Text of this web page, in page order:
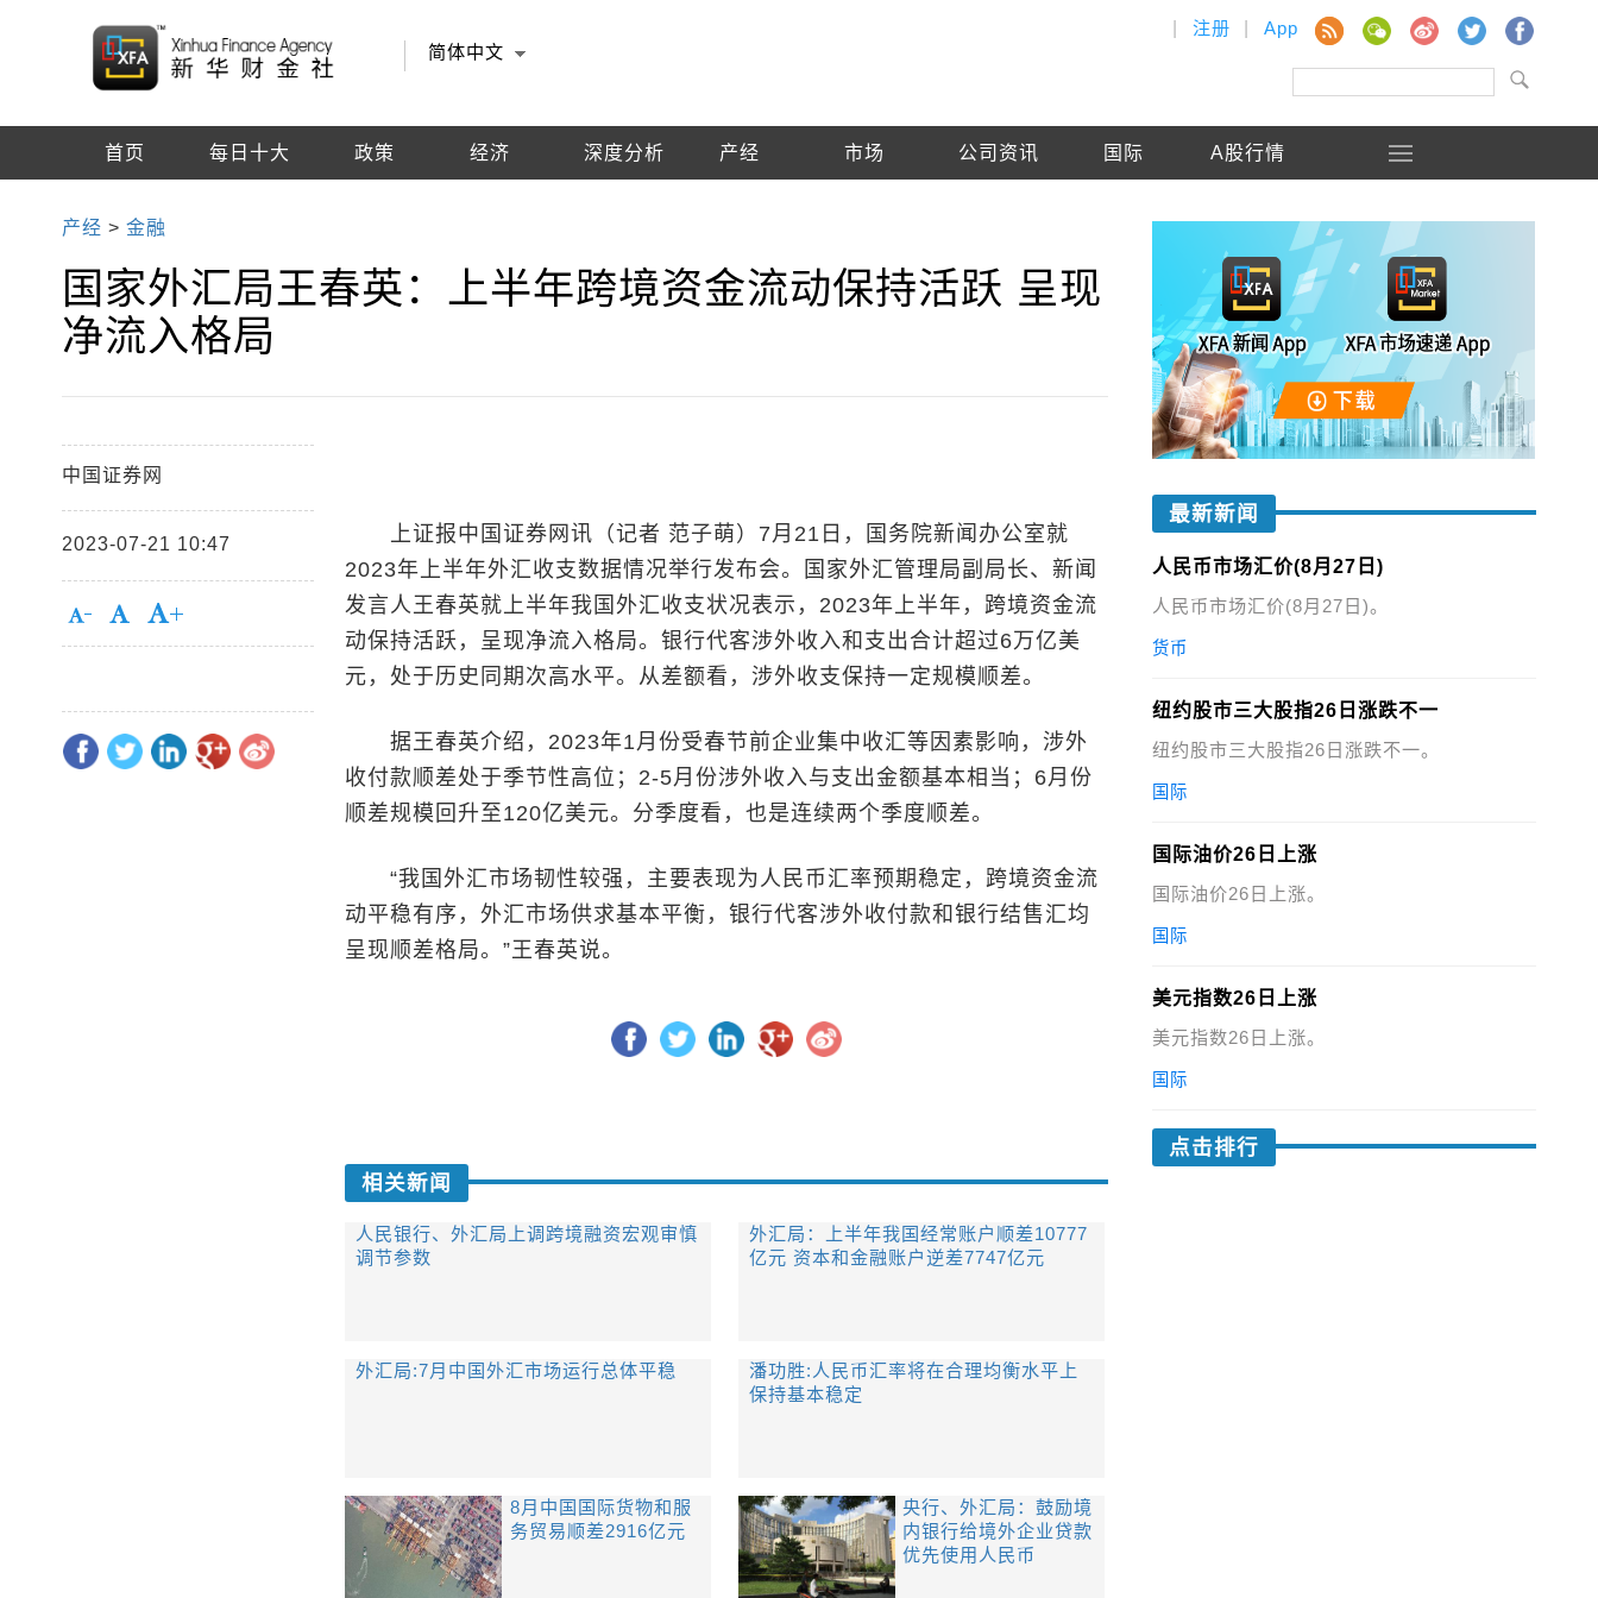
简体中文
注册 App
首页 每日十大 政策 经济 深度分析 产经 市场 公司资讯 国际 A股行情
产经 >金融
国家外汇局王春英：上半年跨境资金流动保持活跃 呈现
净流入格局
中国证券网
2023-07-21 10:47
上证报中国证券网讯（记者 范子萌）7月21日，国务院新闻办公室就
2023年上半年外汇收支数据情况举行发布会。国家外汇管理局副局长、新闻
发言人王春英就上半年我国外汇收支状况表示，2023年上半年，跨境资金流
动保持活跃，呈现净流入格局。银行代客涉外收入和支出合计超过6万亿美
元，处于历史同期次高水平。从差额看，涉外收支保持一定规模顺差。
据王春英介绍，2023年1月份受春节前企业集中收汇等因素影响，涉外
收付款顺差处于季节性高位；2-5月份涉外收入与支出金额基本相当；6月份
顺差规模回升至120亿美元。分季度看，也是连续两个季度顺差。
“我国外汇市场韧性较强，主要表现为人民币汇率预期稳定，跨境资金流
动平稳有序，外汇市场供求基本平衡，银行代客涉外收付款和银行结售汇均
呈现顺差格局。”王春英说。
相关新闻
人民银行、外汇局上调跨境融资宏观审慎
调节参数
外汇局：上半年我国经常账户顺差10777
亿元 资本和金融账户逆差7747亿元
外汇局:7月中国外汇市场运行总体平稳
潘功胜:人民币汇率将在合理均衡水平上
保持基本稳定
8月中国国际货物和服
务贸易顺差2916亿元
央行、外汇局：鼓励境
内银行给境外企业贷款
优先使用人民币
最新新闻
人民币市场汇价(8月27日)
人民币市场汇价(8月27日)。
货币
纽约股市三大股指26日涨跌不一
纽约股市三大股指26日涨跌不一。
国际
国际油价26日上涨
国际油价26日上涨。
国际
美元指数26日上涨
美元指数26日上涨。
国际
点击排行